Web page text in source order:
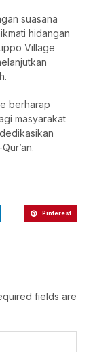
suasana
hidangan
Village
berharap
masyarakat
Pinterest
fields are